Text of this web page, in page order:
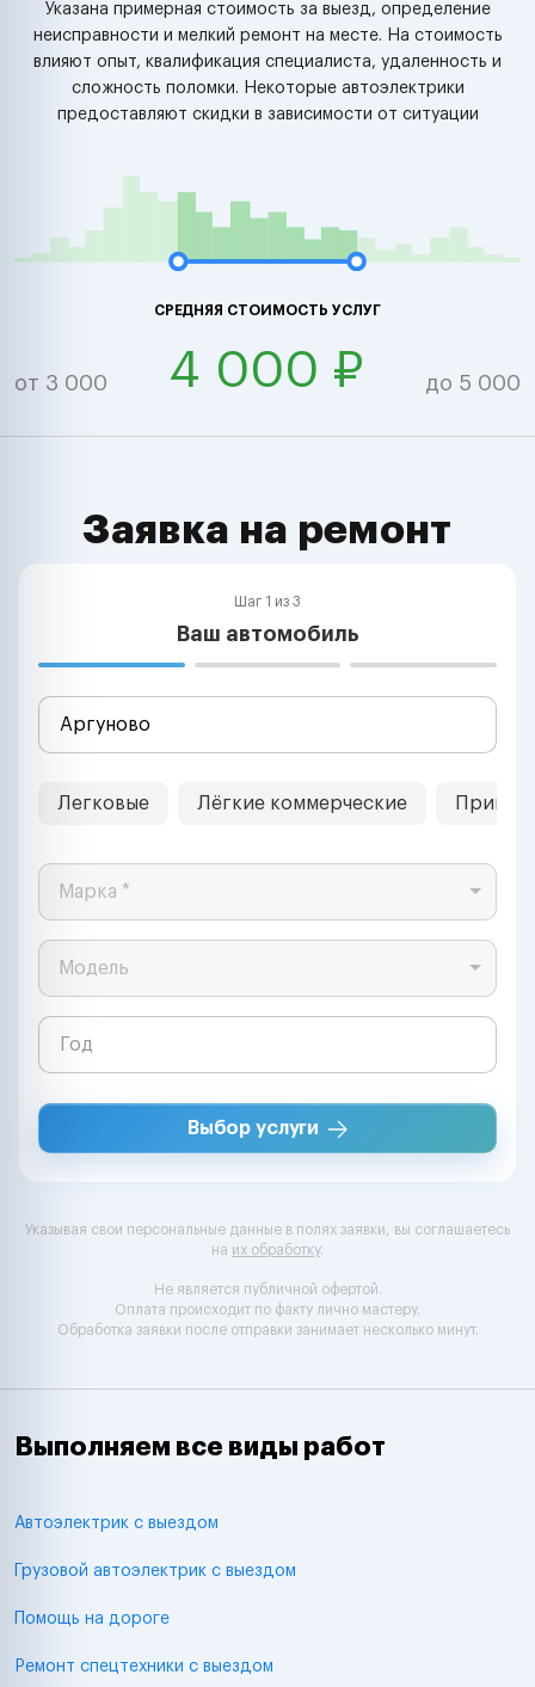
Указана примерная стоимость за выезд, определение
неисправности и мелкий ремонт на месте. На стоимость
влияют опыт, квалификация специалиста, удаленность и
сложность поломки. Некоторые автоэлектрики
предоставляют скидки в зависимости от ситуации
СРЕДНЯЯ СТОИМОСТЬ УСЛУГ
от 3 000 4 000 ₽ до 5 000
Заявка на ремонт
Шаг 1 из 3
Ваш автомобиль
Легковые Лёгкие коммерческие
Марка *
Модель
Выбор услуги
Указывая свои персональные данные в полях заявки, вы соглашаетесь
на их обработку.
Не является публичной офертой.
Оплата происходит по факту лично мастеру.
Обработка заявки после отправки занимает несколько минут.
Выполняем все виды работ
Автоэлектрик с выездом
Грузовой автоэлектрик с выездом
Помощь на дороге
Ремонт спецтехники с выездом